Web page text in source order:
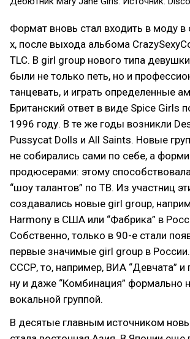
Формат вновь стал входить в моду в
х, после выхода альбома
TLC. В girl group нового типа
были не только петь, но и
танцевать, и играть определенные
Британский ответ в виде Spice Girls
1996 году. В те же годы возникли
Pussycat Dolls и All Saints. Новые
не собирались сами по себе, а
продюсерами: этому
“шоу талантов” по ТВ. Из участниц
создавались новые girl group,
Harmony в США или “Фабрика” в
Собственно, только в 90-е стали
первые значимые girl group в
СССР, то, например, ВИА “Девчата” и
ну и даже “Комбинация” формально
вокальной группой.
В десятые главным источником